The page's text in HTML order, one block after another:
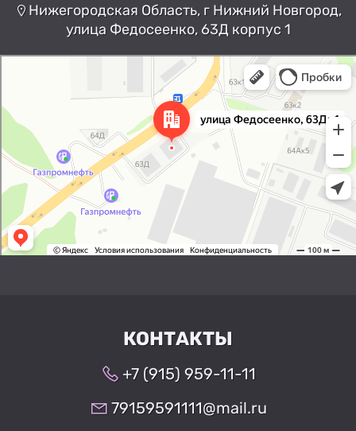
Нижегородская Область, г Нижний Новгород,
улица Федосеенко, 63Д корпус 1
Нижний Новгород
Улица Федосеенко, 63Дк1 —
Яндекс Карты
КОНТАКТЫ
+7 (915) 959-11-11
79159591111@mail.ru